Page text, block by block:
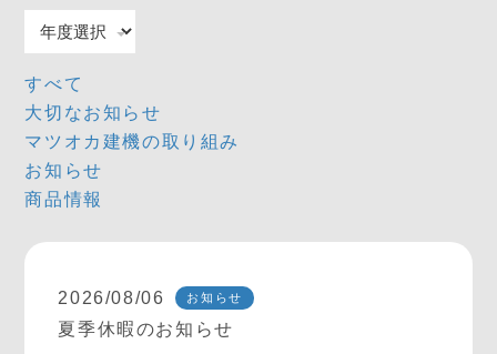
すべて
大切なお知らせ
マツオカ建機の取り組み
お知らせ
商品情報
2026/08/06 お知らせ
夏季休暇のお知らせ